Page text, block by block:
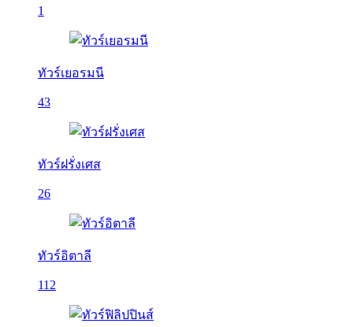
1
ทัวร์เยอรมนี
43
ทัวร์ฝรั่งเศส
26
ทัวร์อิตาลี
112